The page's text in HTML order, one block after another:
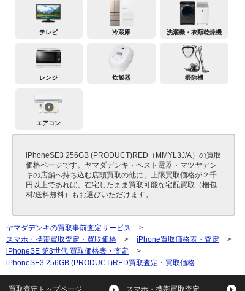
テレビ 冷蔵庫 洗濯機・衣類乾燥機
レンジ 炊飯器 掃除機
エアコン
iPhoneSE3 256GB (PRODUCT)RED（MMYL3J/A）の買取
価格ページです。ヤマダデンキ・ベスト電器・マツヤデン
キの店舗へ持ち込む店頭買取の他に、上限買取価格が２千
円以上であれば、在宅したまま買取可能な宅配買取（梱包
材/送料無料）もお選びいただけます。
ヤマダデンキの買取事前査定サービス
>
スマホ・携帯買取査定・買取価格
> iPhone買取価格表・査定
>
iPhoneSE 第3世代 買取価格表・査定
>
iPhoneSE3 256GB (PRODUCT)RED買取査定・買取価格